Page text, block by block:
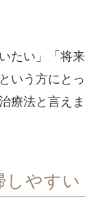
たい」「将来
いう方にとっ
療法と言えま
しやすい